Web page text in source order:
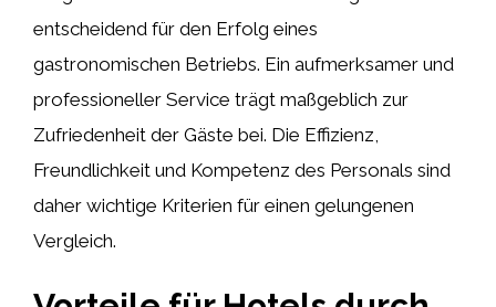
entscheidend für den Erfolg eines
gastronomischen Betriebs. Ein aufmerksamer und
professioneller Service trägt maßgeblich zur
Zufriedenheit der Gäste bei. Die Effizienz,
Freundlichkeit und Kompetenz des Personals sind
daher wichtige Kriterien für einen gelungenen
Vergleich.